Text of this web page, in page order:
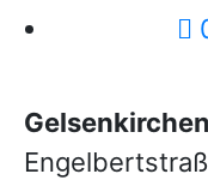
Gelsenkirchen